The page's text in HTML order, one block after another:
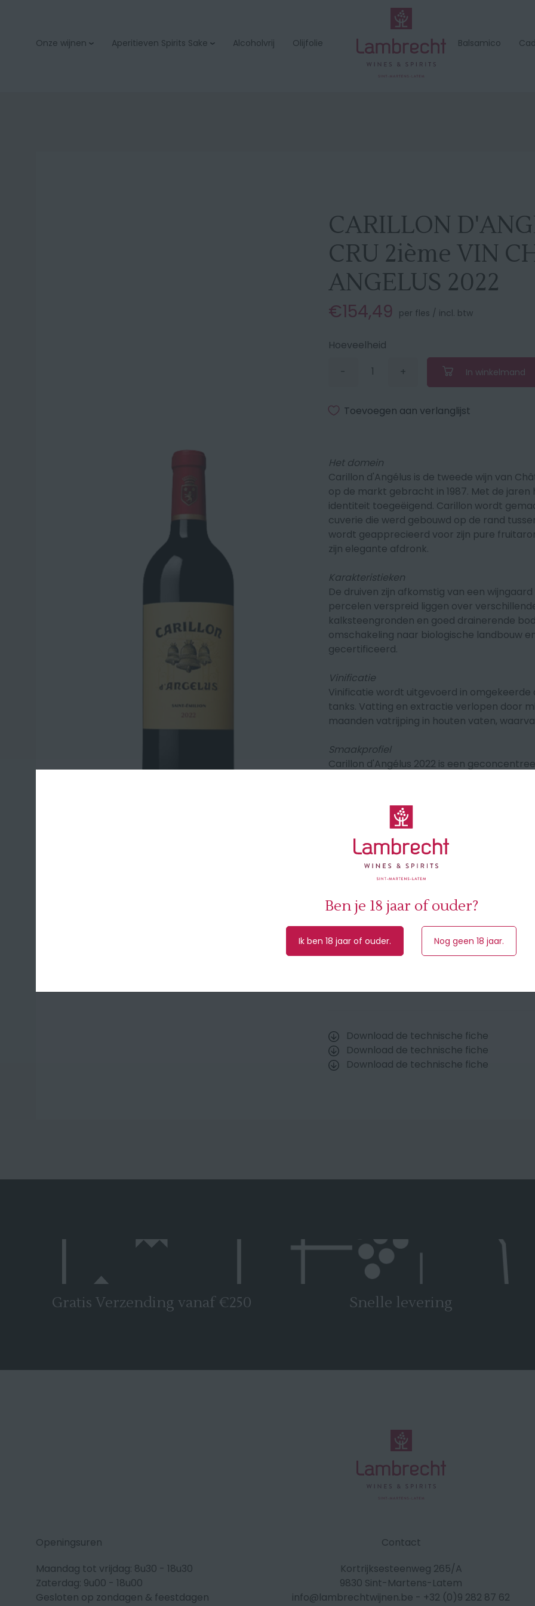
Onze wijnen Aperitieven Spirits Sake Alcoholvrij Olijfolie Balsamico
CARILLON
CRU 2ième VIN
ANGELUS 2022
€154,49 per fles / incl. btw
Hoeveelheid
-Verminder
met
+Vermeerder
1
In winkelmand
Toevoegen aan verlanglijst
Het domein
Carillon d'Angélus is de tweede wijn van
op de markt gebracht in 1987. Met de
identiteit toegeëigend. Carillon wordt
cuverie die werd gebouwd op de rand
wordt geapprecieerd voor zijn pure
zijn elegante afdronk.
Karakteristieken
De druiven zijn afkomstig van een
percelen verspreid liggen over
kalksteengronden en goed drainerende
omschakeling naar biologische landbouw
gecertificeerd.
Vinificatie
Vinificatie wordt uitgevoerd in
tanks. Vatting en extractie verlopen door
maanden vatrijping in houten vaten,
Smaakprofiel
Carillon d'Angélus 2022 is een
zuurgraad, fluweelzachte tannines en een
precisie, spanning en aromatische rijkdom.
🥇94 Le Figaro - 92 R. Parker - 93 J Suckling
... zie bijlage
Druivensoort
Herkomst
Bordeaux ,Saint-Emilion
Download de technische fiche
Download de technische fiche
Download de technische fiche
Gratis Verzending vanaf €250 Snelle levering
Openingsuren
Maandag tot vrijdag: 8u30 - 18u30
Zaterdag: 9u00 - 18u00
Gesloten op zondagen & feestdagen
Contact
Kortrijksesteenweg 265/A
9830 Sint-Martens-Latem
info@lambrechtwijnen.be - +32 (0)9 282 87 62
Ben je 18 jaar of ouder?
Ik ben 18 jaar of ouder. Nog geen 18 jaar.